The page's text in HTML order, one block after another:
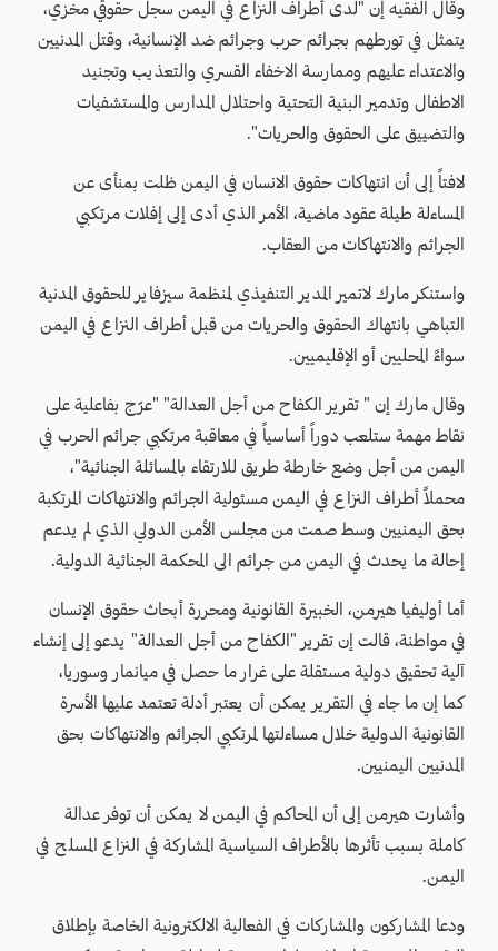
وقال الفقيه إن "لدى أطراف النزاع في اليمن سجل حقوقي مخزي،
يتمثل في تورطهم بجرائم حرب وجرائم ضد الإنسانية، وقتل المدنيين
والاعتداء عليهم وممارسة الاخفاء القسري والتعذيب وتجنيد
الاطفال وتدمير البنية التحتية واحتلال المدارس والمستشفيات
والتضييق على الحقوق والحريات".
لافتاً إلى أن انتهاكات حقوق الانسان في اليمن ظلت بمنأى عن
المساءلة طيلة عقود ماضية، الأمر الذي أدى إلى إفلات مرتكبي
الجرائم والانتهاكات من العقاب.
واستنكر مارك لاتمير المدير التنفيذي لمنظمة سيزفاير للحقوق المدنية
التباهي بانتهاك الحقوق والحريات من قبل أطراف النزاع في اليمن
سواءً المحليين أو الإقليميين.
وقال مارك إن " تقرير الكفاح من أجل العدالة" "عرّج بفاعلية على
نقاط مهمة ستلعب دوراً أساسياً في معاقبة مرتكبي جرائم الحرب في
اليمن من أجل وضع خارطة طريق للارتقاء بالمسائلة الجنائية"،
محملاً أطراف النزاع في اليمن مسئولية الجرائم والانتهاكات المرتكبة
بحق اليمنيين وسط صمت من مجلس الأمن الدولي الذي لم يدعم
إحالة ما يحدث في اليمن من جرائم الى المحكمة الجنائية الدولية.
أما أوليفيا هيرمن، الخبيرة القانونية ومحررة أبحاث حقوق الإنسان
في مواطنة، قالت إن تقرير "الكفاح من أجل العدالة" يدعو إلى إنشاء
آلية تحقيق دولية مستقلة على غرار ما حصل في ميانمار وسوريا،
كما إن ما جاء في التقرير يمكن أن يعتبر أدلة تعتمد عليها الأسرة
القانونية الدولية خلال مساءلتها لمرتكبي الجرائم والانتهاكات بحق
المدنيين اليمنيين.
وأشارت هيرمن إلى أن المحاكم في اليمن لا يمكن أن توفر عدالة
كاملة بسبب تأثرها بالأطراف السياسية المشاركة في النزاع المسلح في
اليمن.
ودعا المشاركون والمشاركات في الفعالية الالكترونية الخاصة بإطلاق